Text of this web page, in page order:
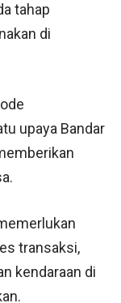
tahap
di
upaya Bandar
transaksi,
kendaraan di